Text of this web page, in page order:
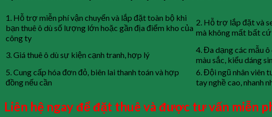
1. Hỗ trợ miễn phí vận chuyển và lắp đặt toàn bộ khi
bạn thuê ô dù số lượng lớn hoặc gần địa điểm kho của
công ty
2. Hỗ trợ lắp đặt và
mà không mất bất cứ
3. Giá thuê ô dù sự kiện cạnh tranh, hợp lý
4. Đa dạng các mẫu
màu sắc, kiểu dáng
5. Cung cấp hóa đơn đỏ, biên lai thanh toán và hợp
đồng nếu cần
6. Đội ngũ nhân viên
tay nghề cao, nhanh
Liên hệ ngay để đặt thuê và được tư vấn miễn